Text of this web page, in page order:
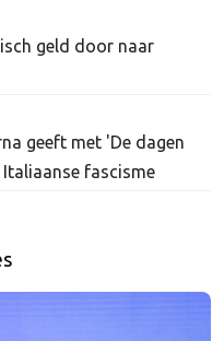
geld door naar
geeft met 'De dagen
fascisme